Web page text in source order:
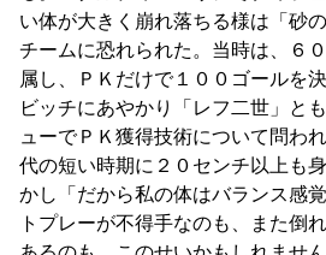
い体が大きく崩れ落ちる様は「砂
チームに恐れられた。当時は、６
属し、ＰＫだけで１００ゴールを
ビッチにあやかり「レフ二世」と
ューでＰＫ獲得技術について問わ
代の短い時期に２０センチ以上も
かし「だから私の体はバランス感
トプレーが不得手なのも、また倒